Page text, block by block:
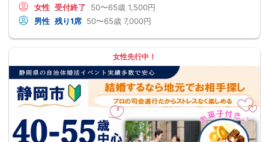
女性 受付終了 50〜65歳 1,500円
男性 残り1席 50〜65歳 7,000円
女性先行中！